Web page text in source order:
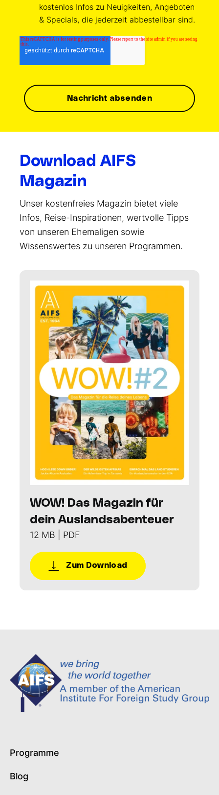
kostenlos Infos zu Neuigkeiten, Angeboten
& Specials, die jederzeit abbestellbar sind.
Download AIFS
Magazin
Unser kostenfreies Magazin bietet viele
Infos, Reise-Inspirationen, wertvolle Tipps
von unseren Ehemaligen sowie
Wissenswertes zu unseren Programmen.
WOW! Das Magazin für
dein Auslandsabenteuer
12 MB | PDF
Zum Download
Programme
Blog